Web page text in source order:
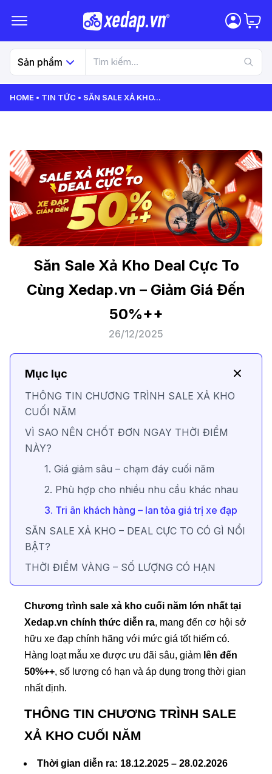
Sản phẩm
HOME TIN TỨC SĂN SALE XẢ KHO...
Săn Sale Xả Kho Deal Cực To
Cùng Xedap.vn – Giảm Giá Đến
50%++
26/12/2025
Mục lục
THÔNG TIN CHƯƠNG TRÌNH SALE XẢ KHO
CUỐI NĂM
VÌ SAO NÊN CHỐT ĐƠN NGAY THỜI ĐIỂM
NÀY?
1. Giá giảm sâu – chạm đáy cuối năm
2. Phù hợp cho nhiều nhu cầu khác nhau
3. Tri ân khách hàng – lan tỏa giá trị xe đạp
SĂN SALE XẢ KHO – DEAL CỰC TO CÓ GÌ NỔI
BẬT?
THỜI ĐIỂM VÀNG – SỐ LƯỢNG CÓ HẠN
Chương trình sale xả kho cuối năm lớn nhất tại
Xedap.vn chính thức diễn ra, mang đến cơ hội sở
hữu xe đạp chính hãng với mức giá tốt hiếm có.
Hàng loạt mẫu xe được ưu đãi sâu, giảm lên đến
50%++, số lượng có hạn và áp dụng trong thời gian
nhất định.
THÔNG TIN CHƯƠNG TRÌNH SALE
XẢ KHO CUỐI NĂM
Thời gian diễn ra: 18.12.2025 – 28.02.2026